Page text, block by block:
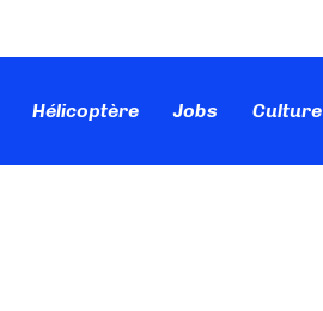
Hélicoptère Jobs